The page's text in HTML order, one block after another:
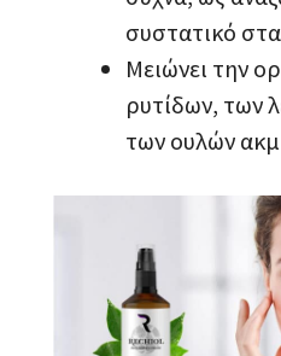
συστατικό
Μειώνει την
ρυτίδων, των
των ουλών